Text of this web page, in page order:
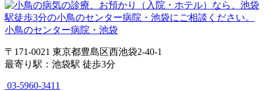
小鳥のセンター病院・池袋
〒171-0021 東京都豊島区西池袋2-40-1
最寄り駅：池袋駅 徒歩3分
03-5960-3411